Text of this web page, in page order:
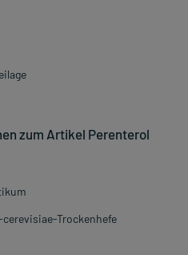
zum Artikel Perenterol
Trockenhefe